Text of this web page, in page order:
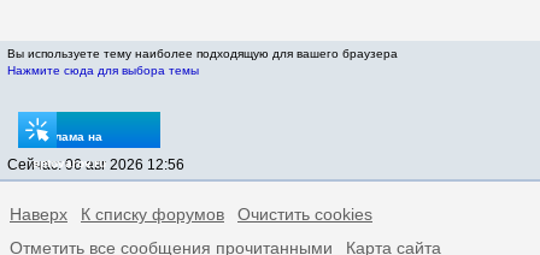
Вы используете тему наиболее подходящую для вашего браузера
Нажмите сюда для выбора темы
Реклама на
sptovarov.ru
Сейчас: 06 авг 2026 12:56
Наверх К списку форумов
Очистить cookies
Отметить все сообщения прочитанными
Карта сайта